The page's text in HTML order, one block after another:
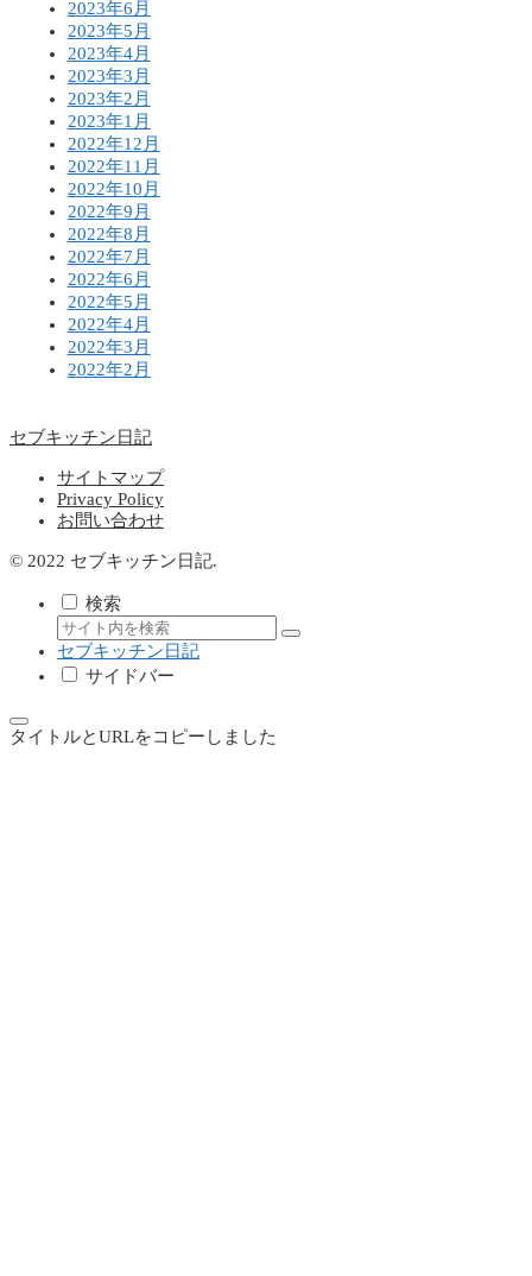
2023年6月
2023年5月
2023年4月
2023年3月
2023年2月
2023年1月
2022年12月
2022年11月
2022年10月
2022年9月
2022年8月
2022年7月
2022年6月
2022年5月
2022年4月
2022年3月
2022年2月
セブキッチン日記
サイトマップ
Privacy Policy
お問い合わせ
© 2022 セブキッチン日記.
検索
セブキッチン日記
サイドバー
タイトルとURLをコピーしました